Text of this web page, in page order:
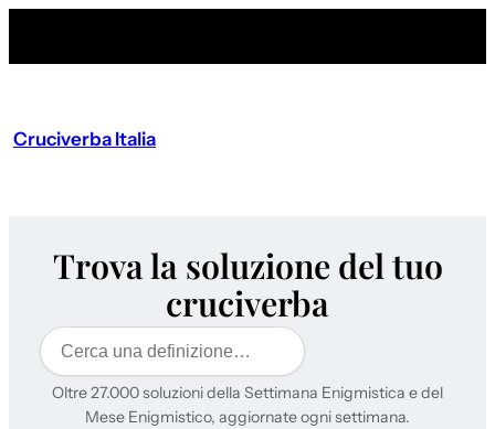
Cruciverba Italia
Trova la soluzione del tuo
cruciverba
Cerca
Oltre 27.000 soluzioni della Settimana Enigmistica e del
Mese Enigmistico, aggiornate ogni settimana.